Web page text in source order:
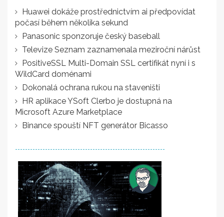
Huawei dokáže prostřednictvím ai předpovídat
počasí během několika sekund
Panasonic sponzoruje český baseball
Televize Seznam zaznamenala meziroční nárůst
PositiveSSL Multi-Domain SSL certifikát nyní i s
WildCard doménami
Dokonalá ochrana rukou na staveništi
HR aplikace YSoft Clerbo je dostupná na
Microsoft Azure Marketplace
Binance spouští NFT generátor Bicasso